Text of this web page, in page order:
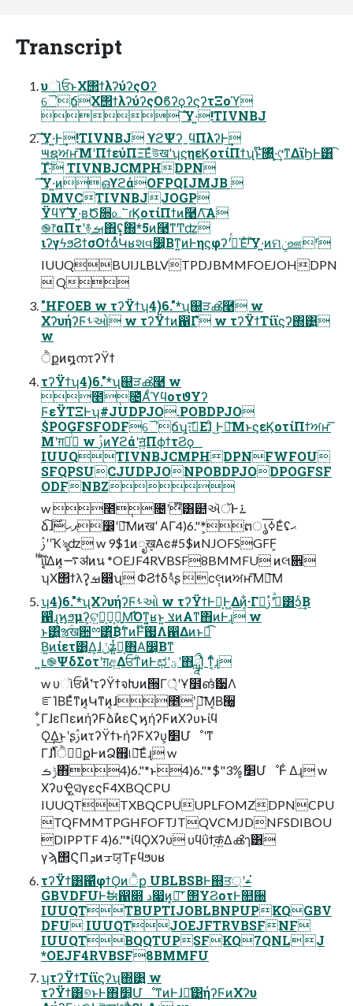
Transcript
υૉਓͱΧ΢ϯλʔύʔςΟʔ
ୈճΧ΢ϯλʔύʔςΟϐʔϙʔϛʔτΞοϓ
 ͠Ύ͏·͍!TIVNBJ
͠Ύ͏·͍Ͱ͢!TIVNBJ ϒϩΨʔˍϥΠλʔͰ͢
౻ຊਅҥ͞ΜʹΠϯεύΠΞ͞ΕͯউखʹʮϛηεϏοτίΠϯʯͱ໊৐͍ͬͯ·͕͢୯ͳΔϊϦͰ͸͡
Ί·ͨ͠ TIVNBJCMPHDPN
͠Ύ͏·͍ͷഒϒϩάOFPQIJMJB 
DMVCTIVNBJJOGP
Ϋϥϒ͠Ύ͏·͍ʙԾ૝௨՟ɾϏοτίΠϯͷ࿩Λ͠Α͏
֎෦αΠτʹ࿈ࡌ΋ʢ͓ۚ΍*5ͷ࿩ͳͲʣ
ιʔγϟϧϨϯσΟϯάͬͯԿʁશવ෼͔Βͳ͍ͷͰηϛφʔʹߦͬͯΈͨʲ͠Ύ͏·͍ͷମݧஊʳ
IUUQBUIJLBLVTPDJBMMFOEJOHDPN
 Q
"HFOEB w τʔΫϯʮ4)6."*ʯ஀ੜൿ࿩ w
ΧʔυήʔϜࢀઓ w τʔΫϯͷ഑Γํ w τʔΫϯΤίϊϛʔ΍͹͍
w
ੈքͷ໘നτʔΫϯ
τʔΫϯʮ4)6."*ʯ஀ੜൿ࿩ w
೥݄೔ͪΑͩϓϥοτϑΥʔ
ϜεΫΤΞͰʮ#JUDPJO.POBDPJO
$POGFSFODFୈճʯ͕։࠵͞Εɺͦ ͜Ͱ౦͞ΜͱϛεϏοτίΠϯਅҥ͞
Μʹग़ձͬͨ w ࢲͷϒϩάʹॻ͍ͨΠϕϯτϨϙ
IUUQTIVNBJCMPHDPNFWFOU
SFQPSUCJUDPJONPOBDPJODPOGFSF
ODFNBZ
w ೥݄೔ʹ໊͸๺ઍॅͰ࠶
ձ͠ɺޕޙ࣌෼ʹ౦͞Μͷखʹ ΑΓ4)6."*͕ຕൃߦ͞Εͨʢޙ
ʹࢲʹҠৡʣ w 9$1ͷೖख͓Αͼ#5$ͷNJOFSGFF͕
ͪΐͪ͘ΐ͔͔͘Δͷ͕࠷ॳͷน *OEJF4RVBSF8BMMFU ͷલ਎
ʮΧ΢ϯλʔ͓ࡒ෍ʯ ΦϨϯδ৭ͩͬͨʂ ϲ݄લͷਅҥ͞Μ౦͞Μ
ʮ4)6."*ʯΧʔυήʔϜࢀઓ w τʔΫϯͰԿ͕Ͱ͖Δͷ͔͋·Γྑ͘ߟ͑ͣʹࢲ͸ͻͨ͢Β
഑ͬͨɻϗϧμʔ͕ଟ͍ํ͕Կ͔ྑ͍Μ͡Όͳ͍͔ʁͱ͍͏ צͷΑ͏ͳ΋ͷͰɻ w
ͱ͸͍͑ૹۚख਺ྉ͸ͪ͜Β࣋ͪͳͷͰ໊ࢗΛ഑Δͷͱಉ͡
͘Β͍ͷίετ͸͔͔Δ͕ɺݩʑ͍ͭಧ͔͘΋Α͘෼͔Βͳ
͍ւ֎ΨδΣοτʹग़අ͢ΔਓؒͳͷͰಛʹؾʹ΋ཹΊ͍ͯ ͳ͔ͬͨɻ
w υૉਓͷͤ͘ʹτʔΫϯจԽͷ੝Γ্͛ʹҰ໾ങͬͨޭ੷Λ
ೝΊΒΕͯͳͷ͔Կͳͷ͔ɺ೥݄ʹ౦͞Μ͔Β੠͔͚
͕͋ΓɺεΠεͷήʔϜձࣾͷεϚϗήʔϜͷΧʔυͱίϥ
Ϙ͢Δ͜ͱʹʂࢲͷτʔΫϯͱήʔϜΧʔυ͕ަ׵Մೳʹͳ
Γɺ࢝Ίͯݱ࣮ੈքͰͷՁ஋͕୲อ͞Εͨɻ w
ݱࡏ΋4)6."*ͱ4)6."*$"3%͕ަ׵ՄೳͰ͋ Δɻ w
ΧʔυҾ͖ସ͑γεςϜ4XBQCPU
IUUQTTXBQCPUUPLFOMZDPNCPU
TQFMMTPGHFOFTJTQVCMJDNFSDIBOU
DIPPTF 4)6."*ίϥϘΧʔυ υϥΰϯ͕क͍ͬͯΔൿๅ͸
γϡ΢ϚΠܕͷᠴਯ͔Τϝϥϧυʁ
τʔΫϯ͸഑ͬͯφϯϘͷੈք UBLBSBͰ஍ਤ্ʹࢃ͘
GBVDFUͰࣗಈ഑෍ د෇ͷ͓ฦ͠ʹ ΢ΥϨοτͰ௚઀
IUUQTTBUPTIJOBLBNPUPKQGBV
DFU IUUQTJOEJFTRVBSFNF
IUUQTBQQTUPSFKQ7QNLJ
*OEJF4RVBSF8BMMFU
ʮτʔΫϯΤίϊϛʔʯ΍͹͍ w
τʔΫϯ͸୭ͱͰ΋ަ׵͕ՄೳͳͷͰɺྫ͑͹ήʔϜͷΧʔυ